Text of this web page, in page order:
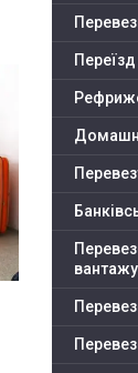
вантажу